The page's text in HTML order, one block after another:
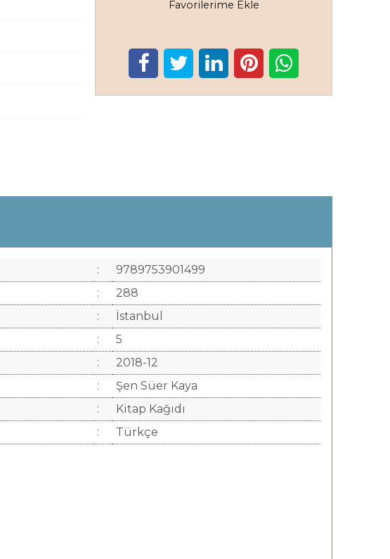
Favorilerime Ekle
:
9789753901499
:
288
:
İstanbul
:
5
:
2018-12
:
Şen Süer Kaya
:
Kitap Kağıdı
: Türkçe